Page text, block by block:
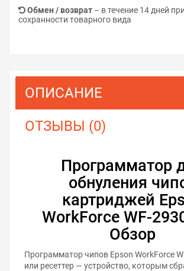
Обмен / возврат – в течение 14 дней
сохранности товарного вида
ОПИСАНИЕ
ОТЗЫВЫ (0)
Программатор
обнуления
картриджей
WorkForce WF-
Обзор
Программатор чипов Epson WorkForce
или ресеттер — устройство, которым